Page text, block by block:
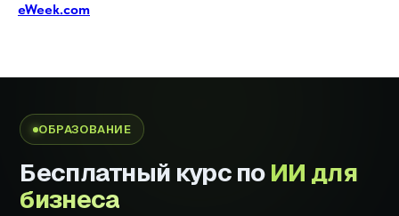
eWeek.com
ОБРАЗОВАНИЕ
Бесплатный курс поИИ для
бизнеса